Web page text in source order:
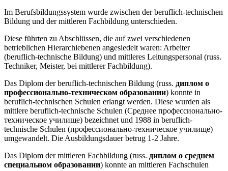
Im Berufsbildungssystem wurde zwischen der beruflich-technischen
Bildung und der mittleren Fachbildung unterschieden.
Diese führten zu Abschlüssen, die auf zwei verschiedenen
betrieblichen Hierarchiebenen angesiedelt waren: Arbeiter
(beruflich-technische Bildung) und mittleres Leitungspersonal (russ.
Techniker, Meister, bei mittlerer Fachbildung).
Das Diplom der beruflich-technischen Bildung (russ. диплом о
профессионально-техническом образовании) konnte in
beruflich-technischen Schulen erlangt werden. Diese wurden als
mittlere beruflich-technische Schulen (Среднее профессионально-
техническое училище) bezeichnet und 1988 in beruflich-
technische Schulen (профессионально-техническое училище)
umgewandelt. Die Ausbildungsdauer betrug 1-2 Jahre.
Das Diplom der mittleren Fachbildung (russ. диплом о среднем
специальном образовании) konnte an mittleren Fachschulen